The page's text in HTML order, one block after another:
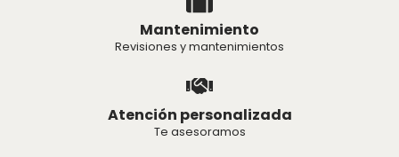
Mantenimiento
Revisiones y mantenimientos
Atención personalizada
Te asesoramos